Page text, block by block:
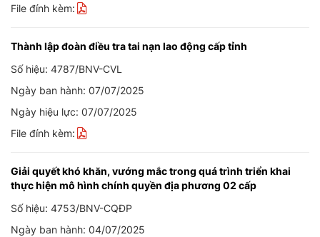
File đính kèm:
Thành lập đoàn điều tra tai nạn lao động cấp tỉnh
Số hiệu: 4787/BNV-CVL
Ngày ban hành: 07/07/2025
Ngày hiệu lực: 07/07/2025
File đính kèm:
Giải quyết khó khăn, vướng mắc trong quá trình triển khai
thực hiện mô hình chính quyền địa phương 02 cấp
Số hiệu: 4753/BNV-CQĐP
Ngày ban hành: 04/07/2025